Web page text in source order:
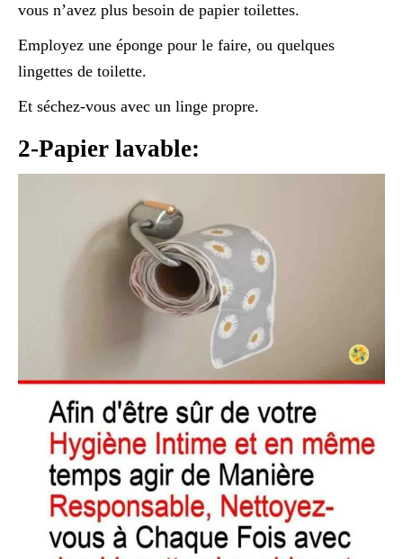
vous n’avez plus besoin de papier toilettes.
Employez une éponge pour le faire, ou quelques
lingettes de toilette.
Et séchez-vous avec un linge propre.
2-Papier lavable: